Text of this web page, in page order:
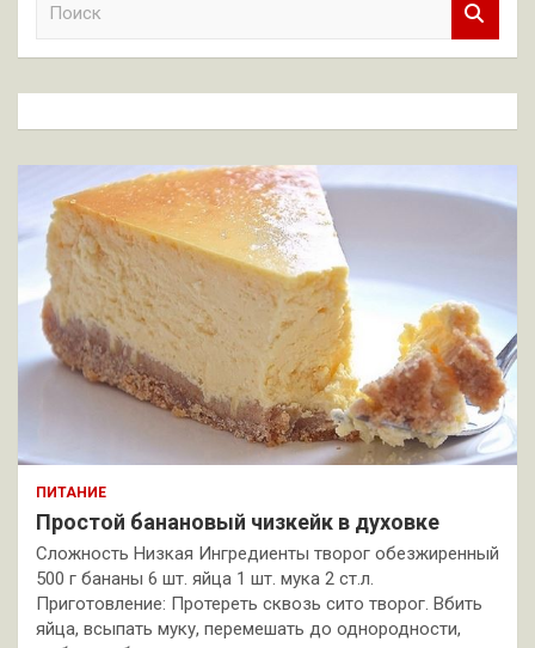
к
ПИТАНИЕ
Простой банановый чизкейк в духовке
Сложность Низкая Ингредиенты творог обезжиренный
500 г бананы 6 шт. яйца 1 шт. мука 2 ст.л.
Приготовление: Протереть сквозь сито творог. Вбить
яйца, всыпать муку, перемешать до однородности,